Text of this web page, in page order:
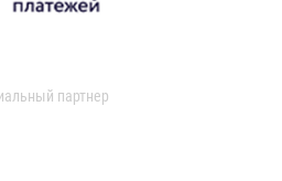
партнер